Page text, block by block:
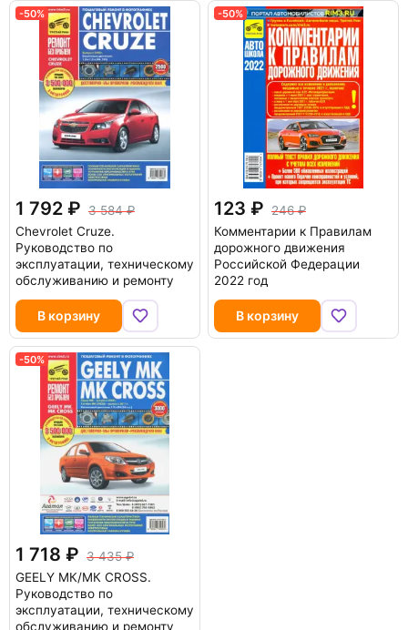
-50%
1 792
3 584
Chevrolet Cruze.
Руководство по
эксплуатации, техническому
обслуживанию и ремонту
В корзину
-50%
123
246
Комментарии к Правилам
дорожного движения
Российской Федерации
2022 год
В корзину
-50%
1 718
3 435
GEELY MК/MК CROSS.
Руководство по
эксплуатации, техническому
обслуживанию и ремонту